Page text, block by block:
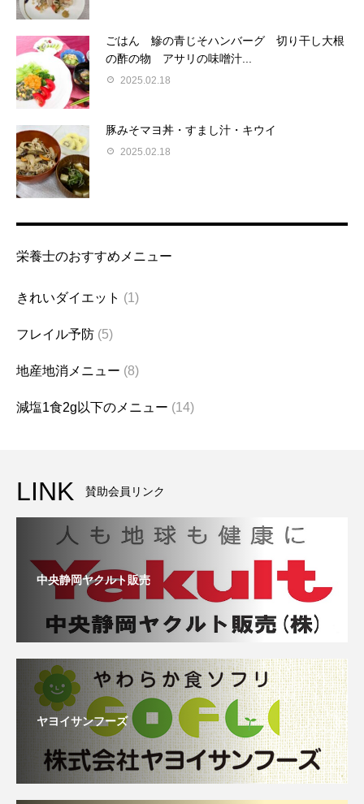
ごはん 鰺の青じそハンバーグ 切り干し大根
の酢の物 アサリの味噌汁...
2025.02.18
豚みそマヨ丼・すまし汁・キウイ
2025.02.18
栄養士のおすすめメニュー
きれいダイエット (1)
フレイル予防 (5)
地産地消メニュー (8)
減塩1食2g以下のメニュー (14)
LINK 賛助会員リンク
中央静岡ヤクルト販売
ヤヨイサンフーズ